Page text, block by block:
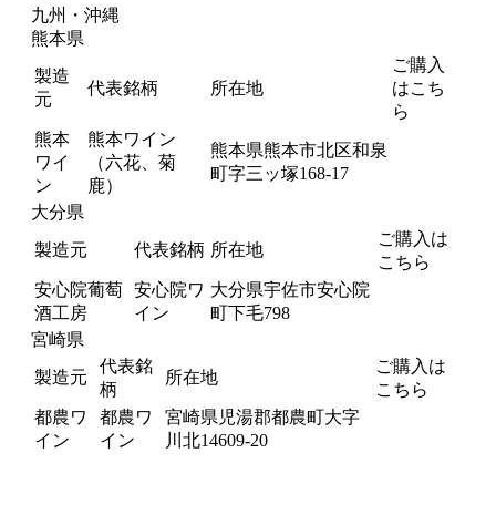
九州・沖縄
熊本県
製造
元
代表銘柄 所在地
ご購入
はこち
ら
熊本
ワイ
ン
熊本ワイン
（六花、菊
鹿）
熊本県熊本市北区和泉
町字三ッ塚168-17
大分県
製造元
代表銘柄 所在地
ご購入は
こちら
安心院葡萄
酒工房
安心院ワ
イン
大分県宇佐市安心院
町下毛798
宮崎県
製造元
代表銘
柄
所在地
ご購入は
こちら
都農ワ
イン
都農ワ
イン
宮崎県児湯郡都農町大字
川北14609-20